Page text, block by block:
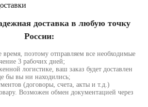
доставка в любую точку
России:
поэтому отправляем все необходимые
3 рабочих дней;
логистике, ваш заказ будет доставлен
бы вы ни находились;
(договоры, счета, акты и т.д.)
Возможен обмен документацией через